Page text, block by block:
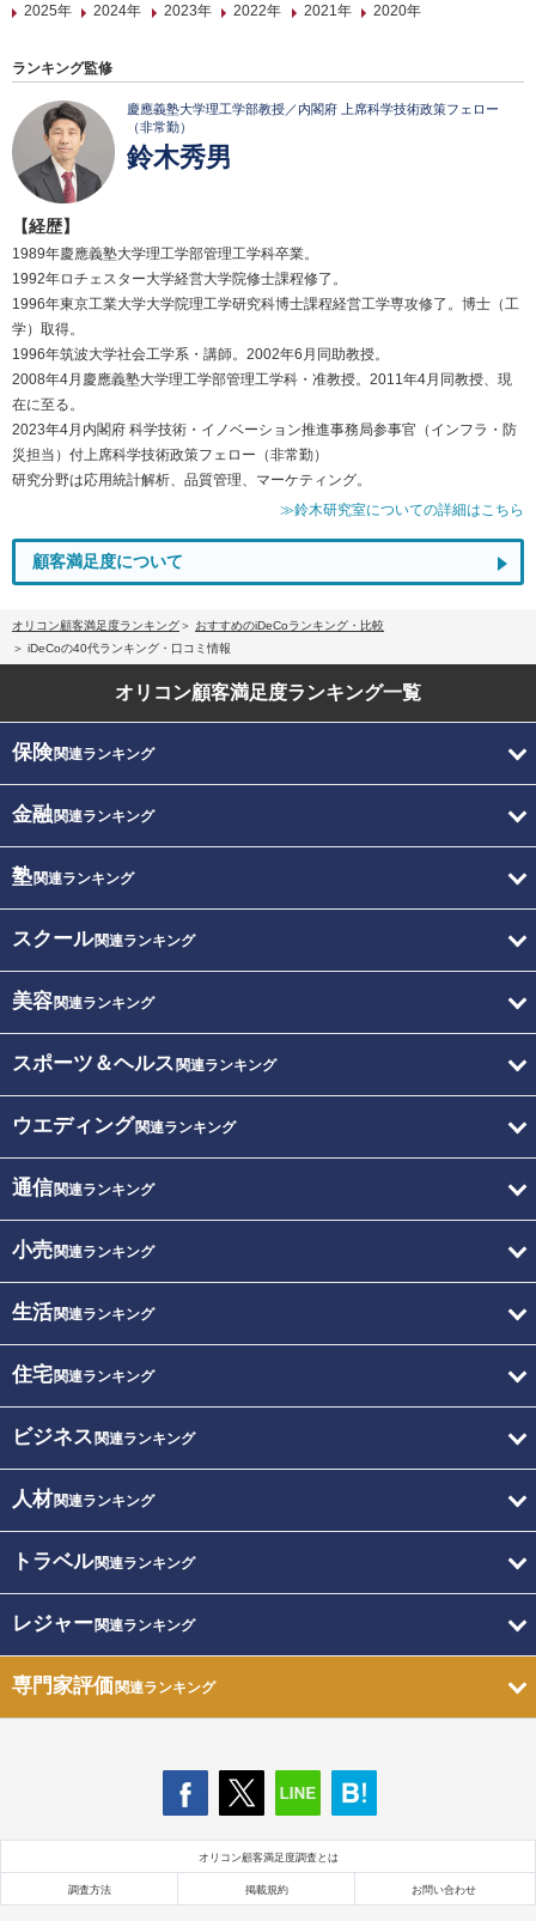
2025年
2024年 2023年 2022年 2021年 2020年
ランキング監修
慶應義塾大学理工学部教授／内閣府 上席科学技術政策フェロー
（非常勤）
鈴木秀男
【経歴】
1989年慶應義塾大学理工学部管理工学科卒業。
1992年ロチェスター大学経営大学院修士課程修了。
1996年東京工業大学大学院理工学研究科博士課程経営工学専攻修了。博士（工
学）取得。
1996年筑波大学社会工学系・講師。2002年6月同助教授。
2008年4月慶應義塾大学理工学部管理工学科・准教授。2011年4月同教授、現
在に至る。
2023年4月内閣府 科学技術・イノベーション推進事務局参事官（インフラ・防
災担当）付上席科学技術政策フェロー（非常勤）
研究分野は応用統計解析、品質管理、マーケティング。
≫鈴木研究室についての詳細はこちら
顧客満足度について
オリコン顧客満足度ランキング
おすすめのiDeCoランキング・比較
iDeCoの40代ランキング・口コミ情報
オリコン顧客満足度ランキング一覧
保険関連ランキング
金融関連ランキング
塾関連ランキング
スクール関連ランキング
美容関連ランキング
スポーツ＆ヘルス 関連ランキング
ウエディング関連ランキング
通信関連ランキング
小売関連ランキング
生活関連ランキング
住宅関連ランキング
ビジネス 関連ランキング
人材関連ランキング
トラベル関連ランキング
レジャー関連ランキング
専門家評価関連ランキング
オリコン顧客満足度調査とは
調査方法 掲載規約 お問い合わせ